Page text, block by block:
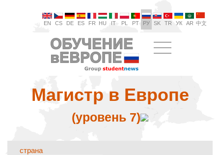
EN CS DE ES FR HU IT PL PT РУ SK TR УК AR 中文
Магистр в Европе
(уровень 7)
страна